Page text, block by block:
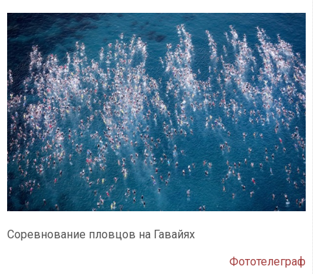
Соревнование пловцов на Гавайях
Фототелеграф